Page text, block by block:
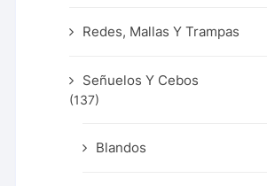
Redes, Mallas Y Trampas
Señuelos Y Cebos
(137)
Blandos